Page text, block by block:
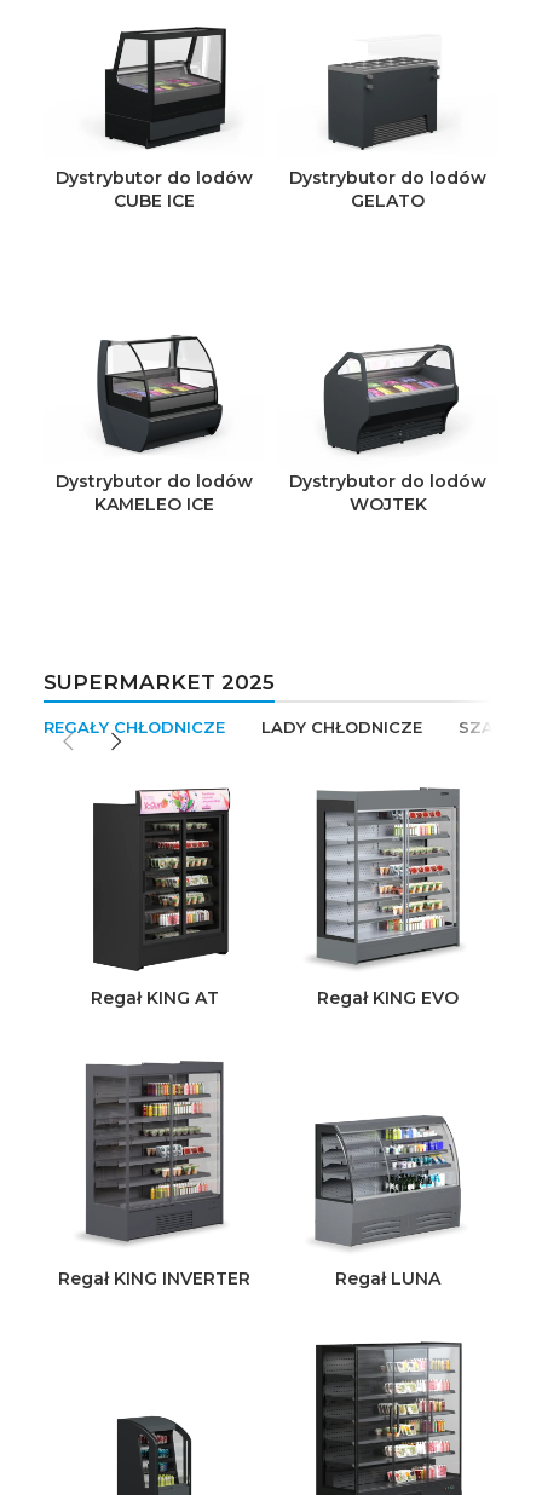
Dystrybutor do lodów
CUBE ICE
Dystrybutor do lodów
GELATO
Dystrybutor do lodów
KAMELEO ICE
Dystrybutor do lodów
WOJTEK
SUPERMARKET 2025
REGAŁY CHŁODNICZE LADY CHŁODNICZE SZAFY
Regał KING AT Regał KING EVO
Regał KING INVERTER Regał LUNA